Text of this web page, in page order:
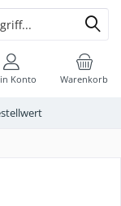
Warenkorb
Konto